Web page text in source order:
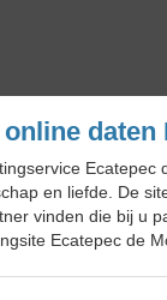
daten
en liefde. De
vinden die bij u
Ecatepec de